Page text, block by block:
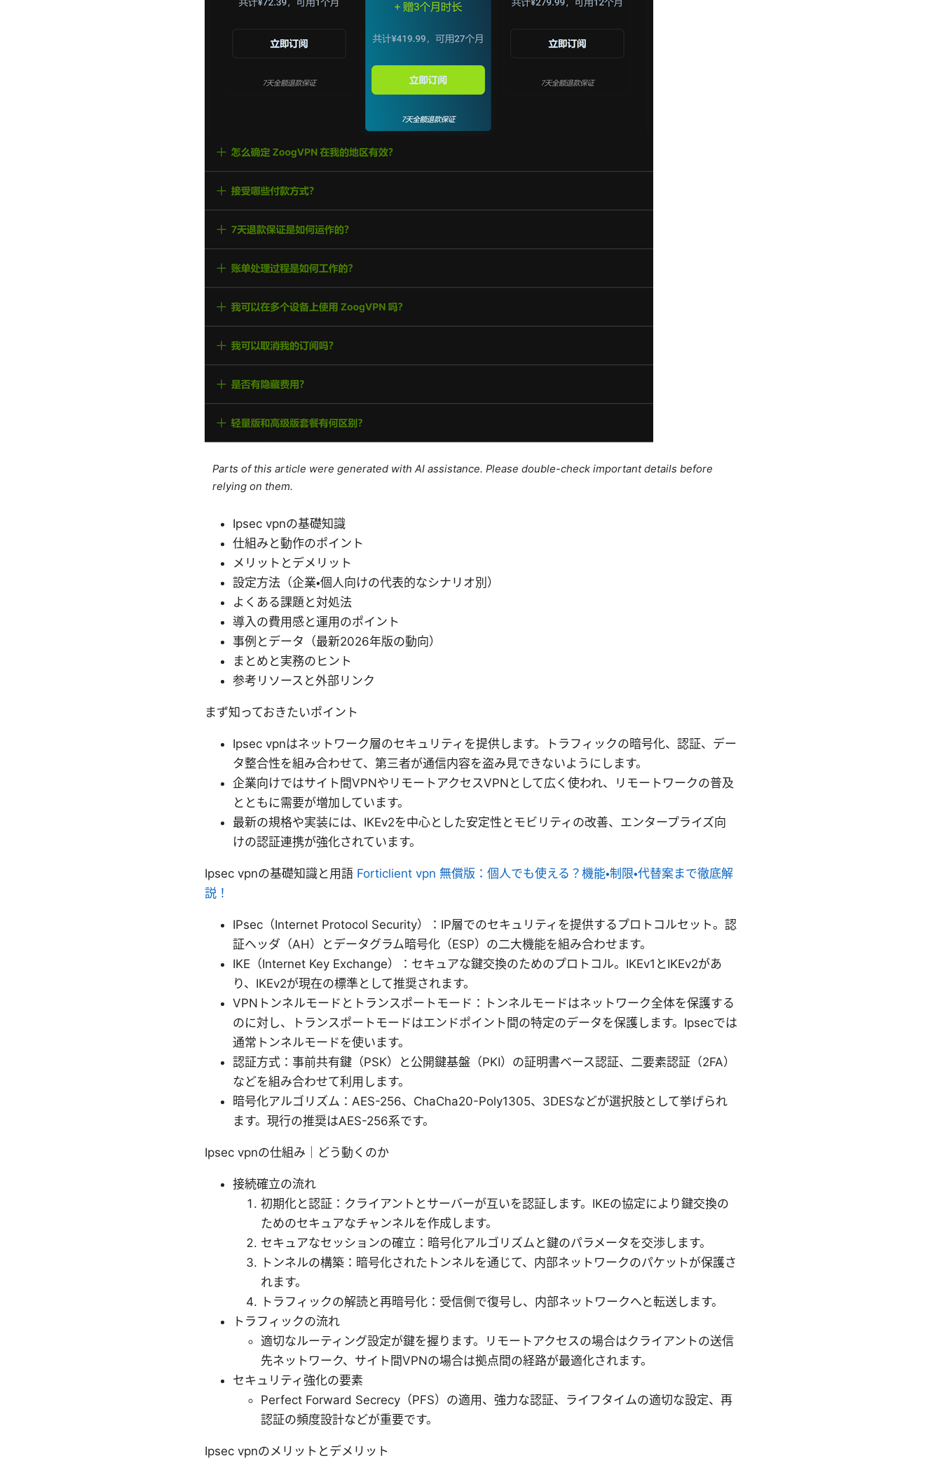
Parts of this article were generated with AI assistance. Please double-check important details before
relying on them.
Ipsec vpnの基礎知識
仕組みと動作のポイント
メリットとデメリット
設定方法（企業・個人向けの代表的なシナリオ別）
よくある課題と対処法
導入の費用感と運用のポイント
事例とデータ（最新2026年版の動向）
まとめと実務のヒント
参考リソースと外部リンク
まず知っておきたいポイント
Ipsec vpnはネットワーク層のセキュリティを提供します。トラフィックの暗号化、認証、デー
タ整合性を組み合わせて、第三者が通信内容を盗み見できないようにします。
企業向けではサイト間VPNやリモートアクセスVPNとして広く使われ、リモートワークの普及
とともに需要が増加しています。
最新の規格や実装には、IKEv2を中心とした安定性とモビリティの改善、エンタープライズ向
けの認証連携が強化されています。
Ipsec vpnの基礎知識と用語 Forticlient vpn 無償版：個人でも使える？機能・制限・代替案まで徹底解
説！
IPsec（Internet Protocol Security）：IP層でのセキュリティを提供するプロトコルセット。認
証ヘッダ（AH）とデータグラム暗号化（ESP）の二大機能を組み合わせます。
IKE（Internet Key Exchange）：セキュアな鍵交換のためのプロトコル。IKEv1とIKEv2があ
り、IKEv2が現在の標準として推奨されます。
VPNトンネルモードとトランスポートモード：トンネルモードはネットワーク全体を保護する
のに対し、トランスポートモードはエンドポイント間の特定のデータを保護します。Ipsecでは
通常トンネルモードを使います。
認証方式：事前共有鍵（PSK）と公開鍵基盤（PKI）の証明書ベース認証、二要素認証（2FA）
などを組み合わせて利用します。
暗号化アルゴリズム：AES-256、ChaCha20-Poly1305、3DESなどが選択肢として挙げられ
ます。現行の推奨はAES-256系です。
Ipsec vpnの仕組み｜どう動くのか
接続確立の流れ
初期化と認証：クライアントとサーバーが互いを認証します。IKEの協定により鍵交換の
ためのセキュアなチャンネルを作成します。
セキュアなセッションの確立：暗号化アルゴリズムと鍵のパラメータを交渉します。
トンネルの構築：暗号化されたトンネルを通じて、内部ネットワークのパケットが保護さ
れます。
トラフィックの解読と再暗号化：受信側で復号し、内部ネットワークへと転送します。
トラフィックの流れ
適切なルーティング設定が鍵を握ります。リモートアクセスの場合はクライアントの送信
先ネットワーク、サイト間VPNの場合は拠点間の経路が最適化されます。
セキュリティ強化の要素
Perfect Forward Secrecy（PFS）の適用、強力な認証、ライフタイムの適切な設定、再
認証の頻度設計などが重要です。
Ipsec vpnのメリットとデメリット